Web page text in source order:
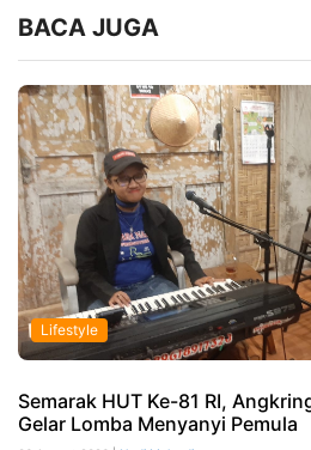
BACA JUGA
Lifestyle
Semarak HUT Ke-81 RI,
Gelar Lomba Menyanyi Pemula